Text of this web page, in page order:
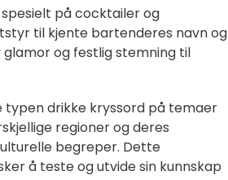
på cocktailer og
til kjente bartenderes navn og
og festlig stemning til
typen drikke kryssord på temaer
regioner og deres
begreper. Dette
å teste og utvide sin kunnskap